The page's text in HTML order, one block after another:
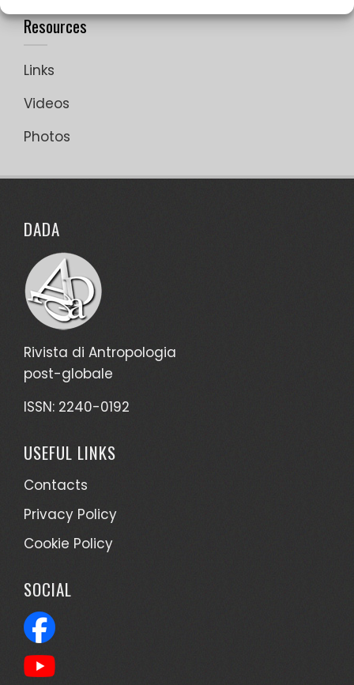
Resources
Links
Videos
Photos
DADA
Rivista di Antropologia
post-globale
ISSN: 2240-0192
USEFUL LINKS
Contacts
Privacy Policy
Cookie Policy
SOCIAL